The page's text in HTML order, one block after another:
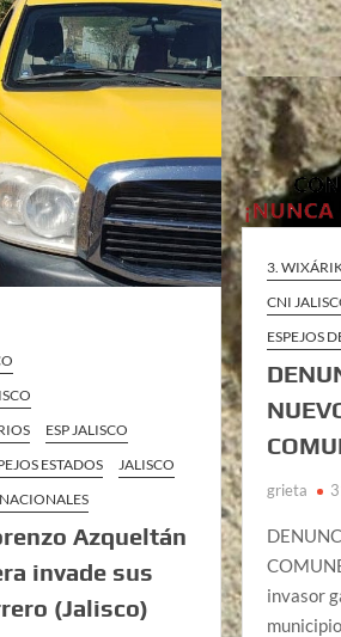
ESP JALISCO
ESTADOS
JALISCO
Azqueltán
invade sus
(Jalisco)
3.
CNI
ESPEJOS
grieta
invasor